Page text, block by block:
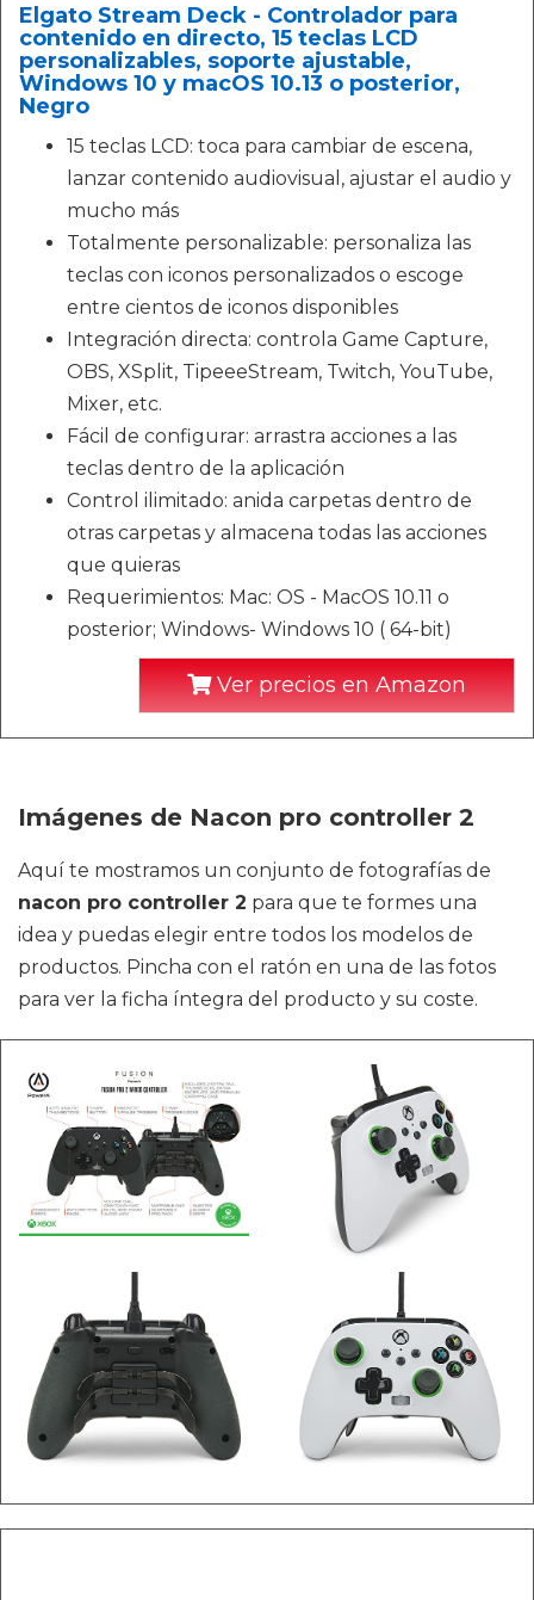
Elgato Stream Deck - Controlador para
contenido en directo, 15 teclas LCD
personalizables, soporte ajustable,
Windows 10 y macOS 10.13 o posterior,
Negro
15 teclas LCD: toca para cambiar de escena,
lanzar contenido audiovisual, ajustar el audio y
mucho más
Totalmente personalizable: personaliza las
teclas con iconos personalizados o escoge
entre cientos de iconos disponibles
Integración directa: controla Game Capture,
OBS, XSplit, TipeeeStream, Twitch, YouTube,
Mixer, etc.
Fácil de configurar: arrastra acciones a las
teclas dentro de la aplicación
Control ilimitado: anida carpetas dentro de
otras carpetas y almacena todas las acciones
que quieras
Requerimientos: Mac: OS - MacOS 10.11 o
posterior; Windows- Windows 10 ( 64-bit)
Ver precios en Amazon
Imágenes de Nacon pro controller 2
Aquí te mostramos un conjunto de fotografías de
nacon pro controller 2 para que te formes una
idea y puedas elegir entre todos los modelos de
productos. Pincha con el ratón en una de las fotos
para ver la ficha íntegra del producto y su coste.